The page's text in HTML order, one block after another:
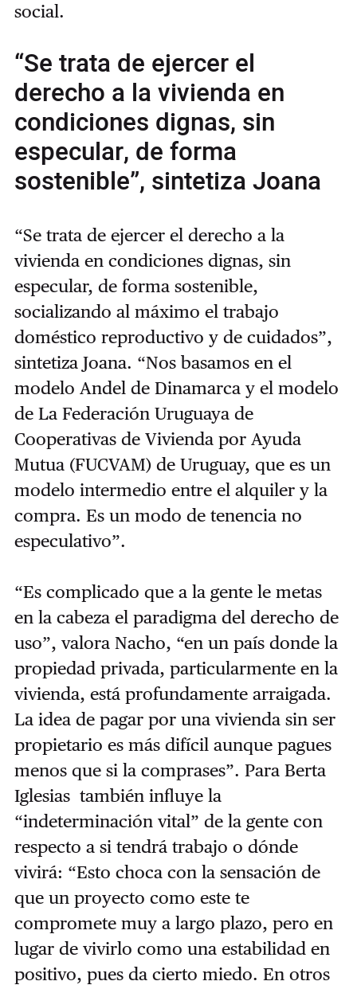
social.
“Se trata de ejercer el
derecho a la vivienda en
condiciones dignas, sin
especular, de forma
sostenible”, sintetiza Joana
“Se trata de ejercer el derecho a la
vivienda en condiciones dignas, sin
especular, de forma sostenible,
socializando al máximo el trabajo
doméstico reproductivo y de cuidados”,
sintetiza Joana. “Nos basamos en el
modelo Andel de Dinamarca y el modelo
de La Federación Uruguaya de
Cooperativas de Vivienda por Ayuda
Mutua (FUCVAM) de Uruguay, que es un
modelo intermedio entre el alquiler y la
compra. Es un modo de tenencia no
especulativo”.
“Es complicado que a la gente le metas
en la cabeza el paradigma del derecho de
uso”, valora Nacho, “en un país donde la
propiedad privada, particularmente en la
vivienda, está profundamente arraigada.
La idea de pagar por una vivienda sin ser
propietario es más difícil aunque pagues
menos que si la comprases”. Para Berta
Iglesias también influye la
“indeterminación vital” de la gente con
respecto a si tendrá trabajo o dónde
vivirá: “Esto choca con la sensación de
que un proyecto como este te
compromete muy a largo plazo, pero en
lugar de vivirlo como una estabilidad en
positivo, pues da cierto miedo. En otros